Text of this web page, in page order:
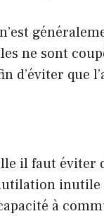
ne sont
d’éviter que
il faut éviter
à